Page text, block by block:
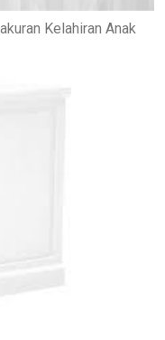
Kelahiran Anak